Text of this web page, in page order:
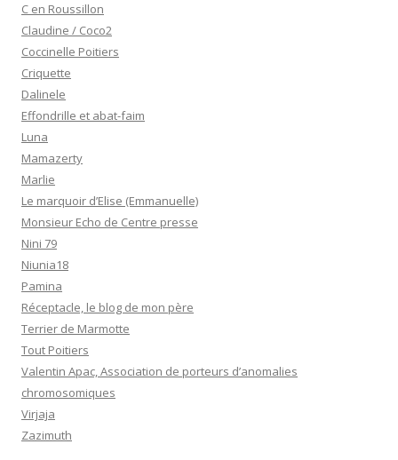
C en Roussillon
Claudine / Coco2
Coccinelle Poitiers
Criquette
Dalinele
Effondrille et abat-faim
Luna
Mamazerty
Marlie
Le marquoir d’Elise (Emmanuelle)
Monsieur Echo de Centre presse
Nini 79
Niunia18
Pamina
Réceptacle, le blog de mon père
Terrier de Marmotte
Tout Poitiers
Valentin Apac, Association de porteurs d’anomalies
chromosomiques
Virjaja
Zazimuth